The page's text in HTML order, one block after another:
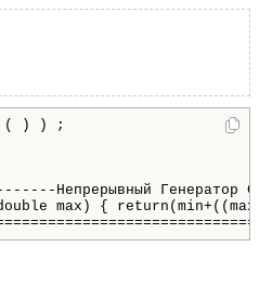
( ) )
;
Непрерывный
max) {